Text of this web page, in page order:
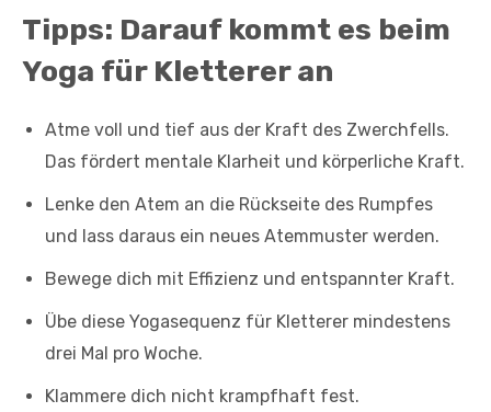
Tipps: Darauf kommt es beim
Yoga für Kletterer an
Atme voll und tief aus der Kraft des Zwerchfells.
Das fördert mentale Klarheit und körperliche Kraft.
Lenke den Atem an die Rückseite des Rumpfes
und lass daraus ein neues Atemmuster werden.
Bewege dich mit Effizienz und entspannter Kraft.
Übe diese Yogasequenz für Kletterer mindestens
drei Mal pro Woche.
Klammere dich nicht krampfhaft fest.